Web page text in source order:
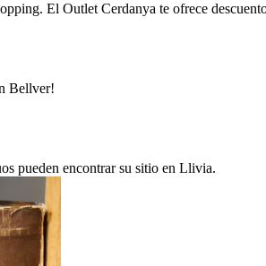
El Outlet Cerdanya te ofrece
Bellver!
pueden encontrar su sitio en Llivia.